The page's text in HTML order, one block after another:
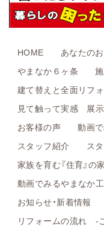
HOME
あなたの
やまなか６ヶ条
建て替えと全面リフ
見て触って実感 展
お客様の声
動画
スタッフ紹介
ス
家族を育む『住育』の家
動画でみるやまなか
お知らせ・新着情報
リフォームの流れ -